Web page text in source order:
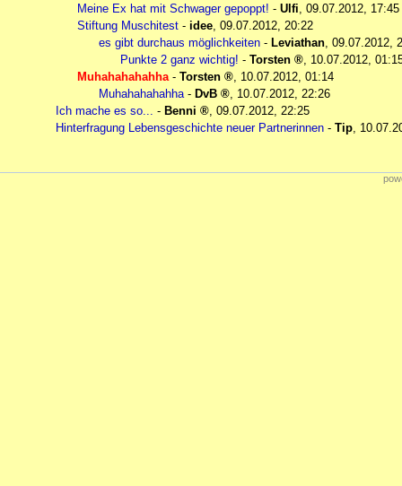
Meine Ex hat mit Schwager gepoppt! - Ulfi, 09.07.2012, 17:45
Stiftung Muschitest - idee, 09.07.2012, 20:22
es gibt durchaus möglichkeiten - Leviathan, 09.07.2012,
Punkte 2 ganz wichtig! - Torsten , 10.07.2012,
Muhahahahahha- Torsten , 10.07.2012, 01:14
Muhahahahahha- DvB , 10.07.2012, 22:26
Ich mache es so... - Benni , 09.07.2012, 22:25
Hinterfragung Lebensgeschichte neuer Partnerinnen - Tip,